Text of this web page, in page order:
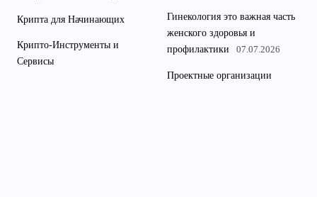
Крипта для Начинающих
Крипто-Инструменты и
Сервисы
Гинекология это важная часть
женского здоровья и
профилактики
07.07.2026
Проектные организации